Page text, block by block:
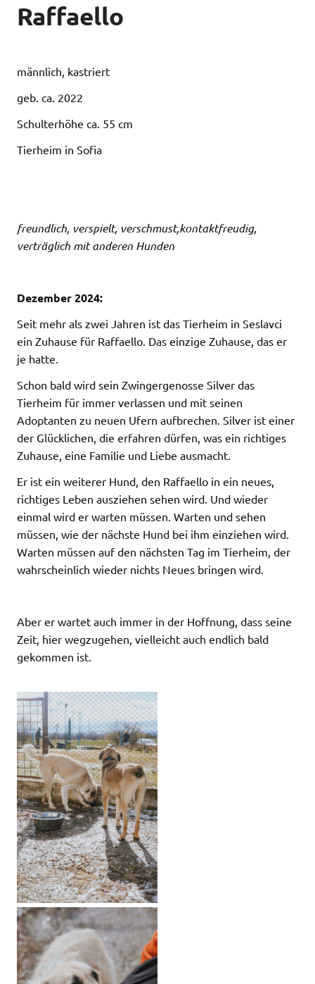
Raffaello
männlich, kastriert
geb. ca. 2022
Schulterhöhe ca. 55 cm
Tierheim in Sofia
freundlich, verspielt, verschmust,kontaktfreudig,
verträglich mit anderen Hunden
Dezember 2024:
Seit mehr als zwei Jahren ist das Tierheim in Seslavci
ein Zuhause für Raffaello. Das einzige Zuhause, das er
je hatte.
Schon bald wird sein Zwingergenosse Silver das
Tierheim für immer verlassen und mit seinen
Adoptanten zu neuen Ufern aufbrechen. Silver ist einer
der Glücklichen, die erfahren dürfen, was ein richtiges
Zuhause, eine Familie und Liebe ausmacht.
Er ist ein weiterer Hund, den Raffaello in ein neues,
richtiges Leben ausziehen sehen wird. Und wieder
einmal wird er warten müssen. Warten und sehen
müssen, wie der nächste Hund bei ihm einziehen wird.
Warten müssen auf den nächsten Tag im Tierheim, der
wahrscheinlich wieder nichts Neues bringen wird.
Aber er wartet auch immer in der Hoffnung, dass seine
Zeit, hier wegzugehen, vielleicht auch endlich bald
gekommen ist.